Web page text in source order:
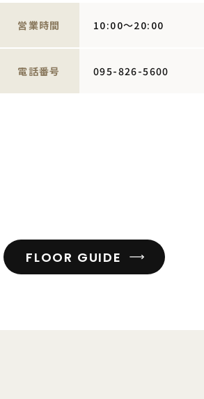
営業時間 10:00～20:00
電話番号 095-826-5600
FLOOR GUIDE